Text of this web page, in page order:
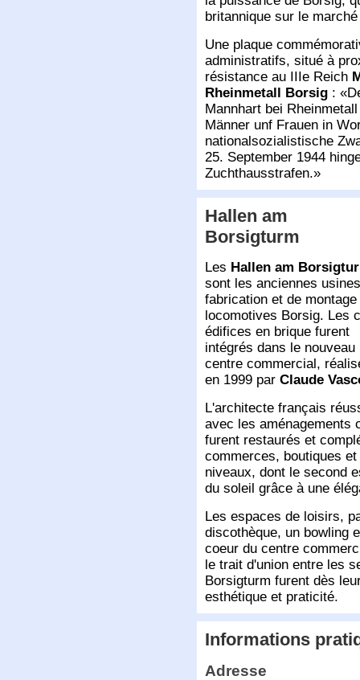
britannique sur le
Une plaque
administratifs, situé à
résistance au IIIe Reich
Rheinmetall Borsig :
Mannhart bei
Männer unf Frauen in
nationalsozialistische
25. September 1944
Zuchthausstrafen.
Hallen am
Borsigturm
Les Hallen am
sont les anciennes
fabrication et de montage
locomotives Borsig. Les
édifices en brique furent
intégrés dans le nouveau
centre commercial,
en 1999 par Claude
L'architecte français
avec les aménagements
furent restaurés et
commerces, boutiques
niveaux, dont le second
du soleil grâce à une
Les espaces de loisirs,
discothèque, un bowling
coeur du centre
le trait d'union entre les
Borsigturm furent dès
esthétique et praticité.
Informations
Adresse